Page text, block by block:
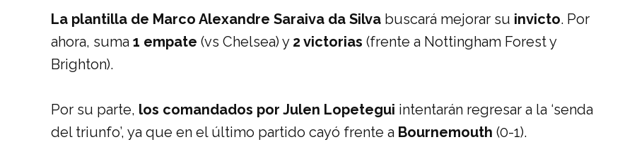
La plantilla de Marco Alexandre Saraiva da Silva buscará mejorar su invicto. Por
ahora, suma 1 empate (vs Chelsea) y 2 victorias (frente a Nottingham Forest y
Brighton).
Por su parte, los comandados por Julen Lopetegui intentarán regresar a la ‘senda
del triunfo’, ya que en el último partido cayó frente a Bournemouth (0-1).